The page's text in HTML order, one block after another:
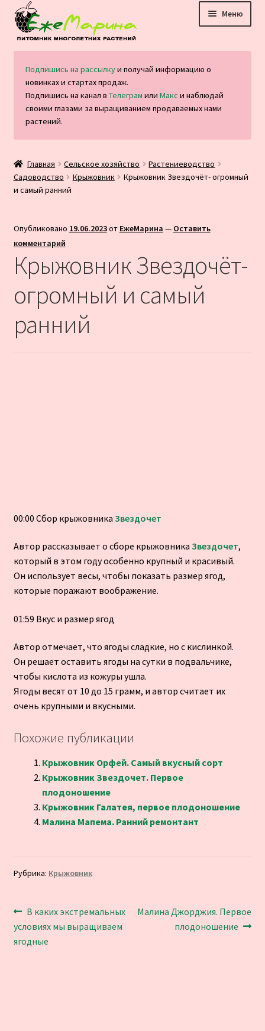
Перейти
к
навигации
Перейти
к
содержимому
Меню
Каталог
Оплата и доставка
Отзывы
Подпишись на рассылкуи получай информацию о
новинках и стартах продаж.
Подпишись на канал в Телеграм или Макс и наблюдай
своими глазами за выращиванием продаваемых нами
растений.
Главная Сельское хозяйство
Растениеводство
Садоводство
Крыжовник
Крыжовник Звездочёт- огромный
и самый ранний
Опубликовано 19.06.2023от ЕжеМарина — Оставить
комментарий
Крыжовник Звездочёт-
огромный и самый
ранний
00:00 Сбор крыжовника Звездочет
Автор рассказывает о сборе крыжовника Звездочет,
который в этом году особенно крупный и красивый.
Он использует весы, чтобы показать размер ягод,
которые поражают воображение.
01:59 Вкус и размер ягод
Автор отмечает, что ягоды сладкие, но с кислинкой.
Он решает оставить ягоды на сутки в подвальчике,
чтобы кислота из кожуры ушла.
Ягоды весят от 10 до 15 грамм, и автор считает их
очень крупными и вкусными.
Похожие публикации
Крыжовник Орфей. Самый вкусный сорт
Крыжовник Звездочет. Первое
плодоношение
Крыжовник Галатея, первое плодоношение
Малина Мапема. Ранний ремонтант
Рубрика: Крыжовник
Навигация
по
Предыдущая
запись:
В каких экстремальных
условиях мы выращиваем
ягодные
Следующая
Малина Джорджия. Первое
плодоношение